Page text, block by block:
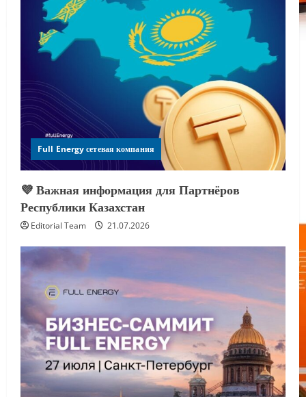
Full Energy сетевая компания
💜 Важная информация для Партнёров
Республики Казахстан
Editorial Team 21.07.2026